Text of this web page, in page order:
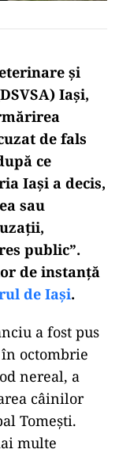
și
Iași,
de fals
ce
Iași a decis,
sau
public”.
de instanță
de Iași.
a fost pus
octombrie
nereal, a
câinilor
Tomești.
multe